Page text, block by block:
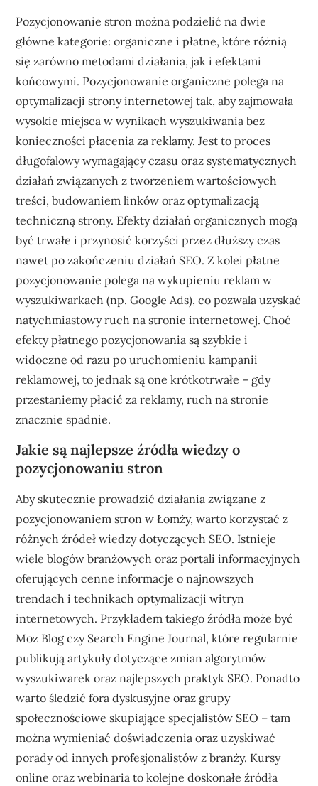
Pozycjonowanie stron można podzielić na dwie
główne kategorie: organiczne i płatne, które różnią
się zarówno metodami działania, jak i efektami
końcowymi. Pozycjonowanie organiczne polega na
optymalizacji strony internetowej tak, aby zajmowała
wysokie miejsca w wynikach wyszukiwania bez
konieczności płacenia za reklamy. Jest to proces
długofalowy wymagający czasu oraz systematycznych
działań związanych z tworzeniem wartościowych
treści, budowaniem linków oraz optymalizacją
techniczną strony. Efekty działań organicznych mogą
być trwałe i przynosić korzyści przez dłuższy czas
nawet po zakończeniu działań SEO. Z kolei płatne
pozycjonowanie polega na wykupieniu reklam w
wyszukiwarkach (np. Google Ads), co pozwala uzyskać
natychmiastowy ruch na stronie internetowej. Choć
efekty płatnego pozycjonowania są szybkie i
widoczne od razu po uruchomieniu kampanii
reklamowej, to jednak są one krótkotrwałe – gdy
przestaniemy płacić za reklamy, ruch na stronie
znacznie spadnie.
Jakie są najlepsze źródła wiedzy o
pozycjonowaniu stron
Aby skutecznie prowadzić działania związane z
pozycjonowaniem stron w Łomży, warto korzystać z
różnych źródeł wiedzy dotyczących SEO. Istnieje
wiele blogów branżowych oraz portali informacyjnych
oferujących cenne informacje o najnowszych
trendach i technikach optymalizacji witryn
internetowych. Przykładem takiego źródła może być
Moz Blog czy Search Engine Journal, które regularnie
publikują artykuły dotyczące zmian algorytmów
wyszukiwarek oraz najlepszych praktyk SEO. Ponadto
warto śledzić fora dyskusyjne oraz grupy
społecznościowe skupiające specjalistów SEO – tam
można wymieniać doświadczenia oraz uzyskiwać
porady od innych profesjonalistów z branży. Kursy
online oraz webinaria to kolejne doskonałe źródła